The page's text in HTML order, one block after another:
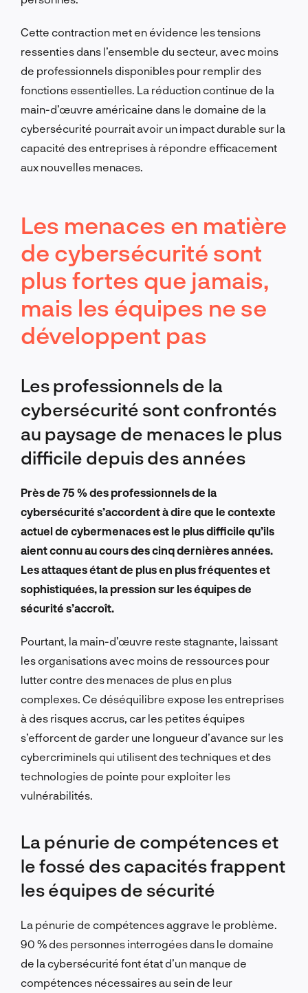
Cette contraction met en évidence les tensions
ressenties dans l’ensemble du secteur, avec moins
de professionnels disponibles pour remplir des
fonctions essentielles. La réduction continue de la
main-d’œuvre américaine dans le domaine de la
cybersécurité pourrait avoir un impact durable sur la
capacité des entreprises à répondre efficacement
aux nouvelles menaces.
Les menaces en matière
de cybersécurité sont
plus fortes que jamais,
mais les équipes ne se
développent pas
Les professionnels de la
cybersécurité sont confrontés
au paysage de menaces le plus
difficile depuis des années
Près de 75 % des professionnels de la
cybersécurité s’accordent à dire que le contexte
actuel de cybermenaces est le plus difficile qu’ils
aient connu au cours des cinq dernières années.
Les attaques étant de plus en plus fréquentes et
sophistiquées, la pression sur les équipes de
sécurité s’accroît.
Pourtant, la main-d’œuvre reste stagnante, laissant
les organisations avec moins de ressources pour
lutter contre des menaces de plus en plus
complexes. Ce déséquilibre expose les entreprises
à des risques accrus, car les petites équipes
s’efforcent de garder une longueur d’avance sur les
cybercriminels qui utilisent des techniques et des
technologies de pointe pour exploiter les
vulnérabilités.
La pénurie de compétences et
le fossé des capacités frappent
les équipes de sécurité
La pénurie de compétences aggrave le problème.
90 % des personnes interrogées dans le domaine
de la cybersécurité font état d’un manque de
compétences nécessaires au sein de leur